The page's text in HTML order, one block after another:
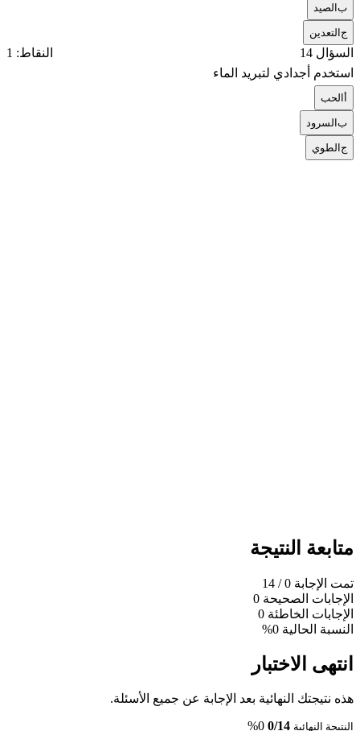
بالصيد
جالتعدين
السؤال 14
النقاط: 1
استخدم أجدادي لتبريد الماء
الحب
بالسرود
جالطوي
متابعة النتيجة
تمت الإجابة 0
/ 14
الإجابات الصحيحة 0
الإجابات الخاطئة 0
النسبة الحالية 0%
انتهى الاختبار
هذه نتيجتك النهائية بعد الإجابة عن جميع الأسئلة.
النتيجة النهائية 0/14
0%